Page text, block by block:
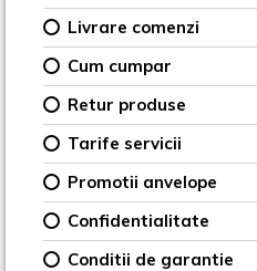
Livrare comenzi
Cum cumpar
Retur produse
Tarife servicii
Promotii anvelope
Confidentialitate
Conditii de garantie